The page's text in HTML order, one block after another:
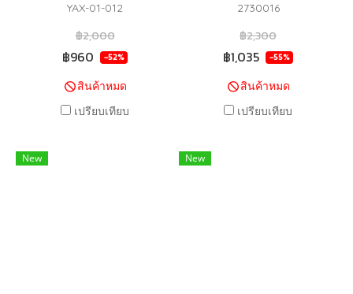
YAX-01-012
฿2,000
฿960 -52%
สินค้าหมด
เปรียบเทียบ
2730016
฿2,300
฿1,035 -55%
สินค้าหมด
เปรียบเทียบ
New New